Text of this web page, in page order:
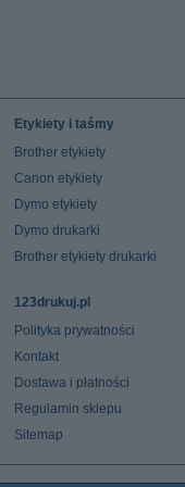
Etykiety i taśmy
Brother etykiety
Canon etykiety
Dymo etykiety
Dymo drukarki
Brother etykiety drukarki
123drukuj.pl
Polityka prywatności
Kontakt
Dostawa i płatności
Regulamin sklepu
Sitemap